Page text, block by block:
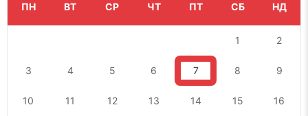
ПН ВТ СР ЧТ ПТ СБ НД
1 2
3 4 5 6 7 8 9
10 11 12 13 14 15 16